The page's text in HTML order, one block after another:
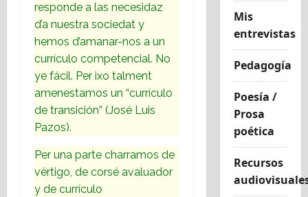
responde a las necesidaz
d’a nuestra sociedat y
hemos d’amanar-nos a un
currículo competencial. No
ye fácil. Per ixo talment
amenestamos un “currículo
de transición” (José Luis
Pazos).
Per una parte charramos de
vértigo, de corsé avaluador
y de currículo
Mis
entrevistas
Pedagogía
Poesía /
Prosa
poética
Recursos